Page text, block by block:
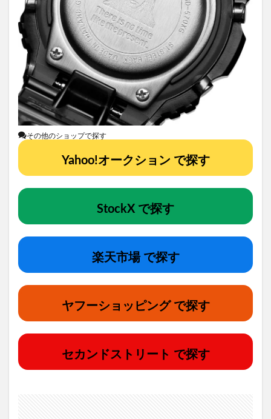
その他のショップで探す
Yahoo!オークション で探す
StockX で探す
楽天市場 で探す
ヤフーショッピング で探す
セカンドストリート で探す